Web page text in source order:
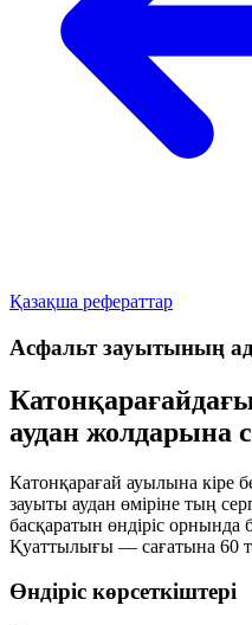
Қазақша рефераттар
Асфальт зауытының
аудан жолдарына
Катонқарағай ауылына кіре
зауыты аудан өміріне тың
басқаратын өндіріс орнында
Қуаттылығы — сағатына 60
Өндіріс көрсеткіштері